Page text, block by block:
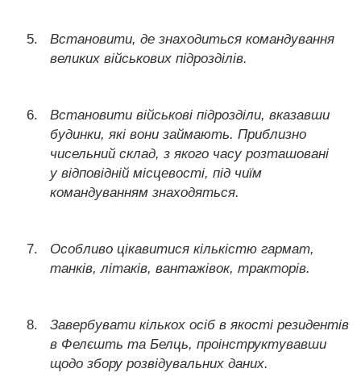
Встановити, де знаходиться командування
великих військових підрозділів.
Встановити військові підрозділи, вказавши
будинки, які вони займають. Приблизно
чисельний склад, з якого часу розташовані
у відповідній місцевості, під чиїм
командуванням знаходяться.
Особливо цікавитися кількістю гармат,
танків, літаків, вантажівок, тракторів.
Завербувати кількох осіб в якості резидентів
в Фелєшть та Белць, проінструктувавши
щодо збору розвідувальних даних.